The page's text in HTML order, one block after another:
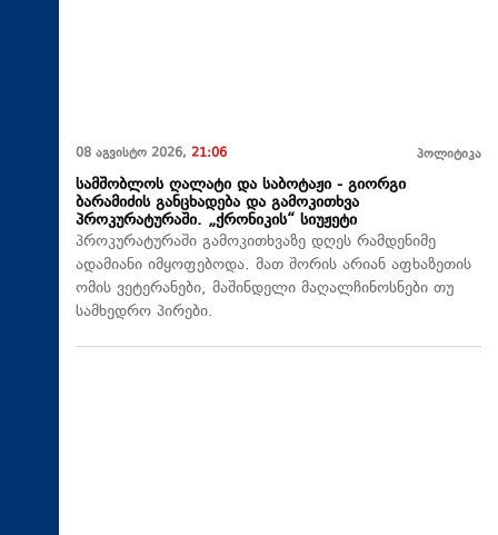
08 აგვისტო 2026, 21:06 პოლიტიკა
სამშობლოს ღალატი და საბოტაჟი - გიორგი
ბარამიძის განცხადება და გამოკითხვა
პროკურატურაში. „ქრონიკის“ სიუჟეტი
პროკურატურაში გამოკითხვაზე დღეს რამდენიმე
ადამიანი იმყოფებოდა. მათ შორის არიან აფხაზეთის
ომის ვეტერანები, მაშინდელი მაღალჩინოსნები თუ
სამხედრო პირები.